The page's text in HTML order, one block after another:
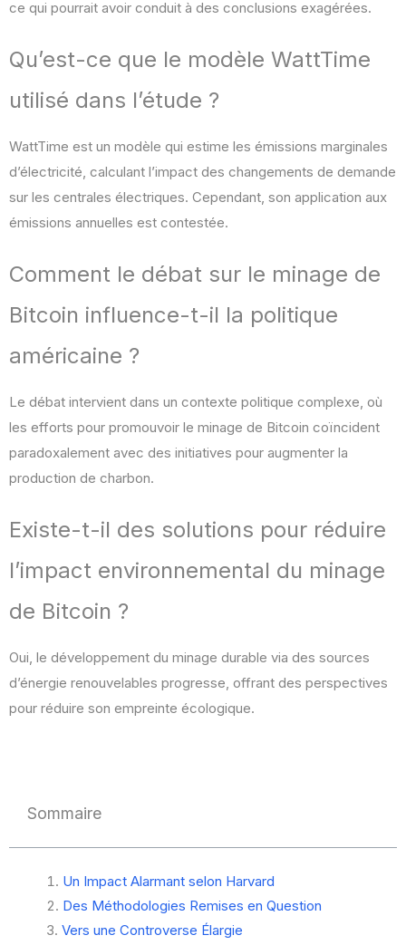
ce qui pourrait avoir conduit à des conclusions exagérées.
Qu’est-ce que le modèle WattTime
utilisé dans l’étude ?
WattTime est un modèle qui estime les émissions marginales
d’électricité, calculant l’impact des changements de demande
sur les centrales électriques. Cependant, son application aux
émissions annuelles est contestée.
Comment le débat sur le minage de
Bitcoin influence-t-il la politique
américaine ?
Le débat intervient dans un contexte politique complexe, où
les efforts pour promouvoir le minage de Bitcoin coïncident
paradoxalement avec des initiatives pour augmenter la
production de charbon.
Existe-t-il des solutions pour réduire
l’impact environnemental du minage
de Bitcoin ?
Oui, le développement du minage durable via des sources
d’énergie renouvelables progresse, offrant des perspectives
pour réduire son empreinte écologique.
Sommaire
Un Impact Alarmant selon Harvard
Des Méthodologies Remises en Question
Vers une Controverse Élargie